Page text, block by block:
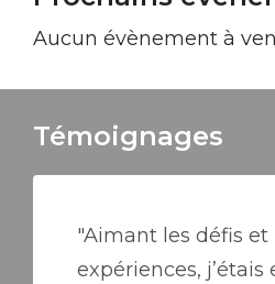
Aucun évènement à
Témoignages
"Aimant les défis et
expériences, j’étais